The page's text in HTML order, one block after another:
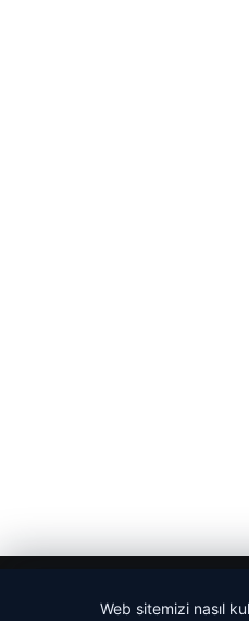
Web sitemizi nasıl